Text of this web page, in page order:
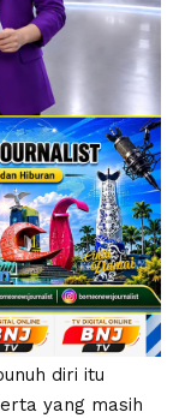
diri itu
yang masih